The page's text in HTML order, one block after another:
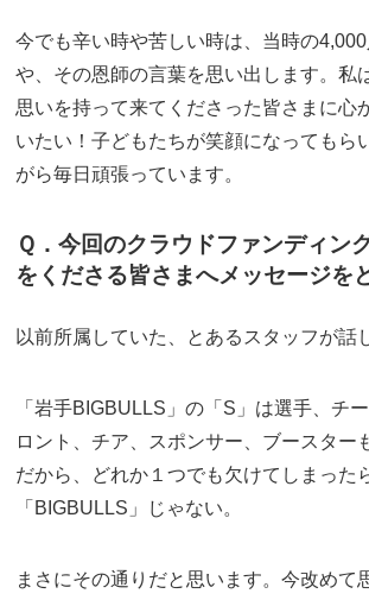
今でも辛い時や苦しい時は、当時の
や、その恩師の言葉を思い出します。私
思いを持って来てくださった皆さまに心
いたい！子どもたちが笑顔になってもら
がら毎日頑張っています。
Ｑ．今回のクラウドファンディン
をくださる皆さまへメッセージを
以前所属していた、とあるスタッフが話
「岩手BIGBULLS」の「S」は選手、チ
ロント、チア、スポンサー、ブースター
だから、どれか１つでも欠けてしまった
「BIGBULLS」じゃない。
まさにその通りだと思います。今改めて